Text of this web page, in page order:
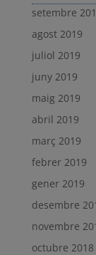
setembre
agost 2019
juliol 2019
juny 2019
maig 2019
abril 2019
març 2019
febrer 2019
gener 2019
desembre
novembre
octubre 2018